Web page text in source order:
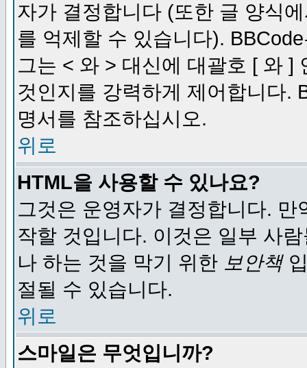
자가 결정합니다 (또한 글 양식
를 억제할 수 있습니다).
그는 < 와 > 대신에 대괄호 [ 와 ]
것인지를 강력하게 제어합니다.
명서를 참조하십시오.
위로
HTML을 사용할 수 있나요?
그것은 운영자가 결정합니다.
작할 것입니다. 이것은 일부 사
나 하는 것을 막기 위한 보안책
절될 수 있습니다.
위로
스마일은 무엇입니까?